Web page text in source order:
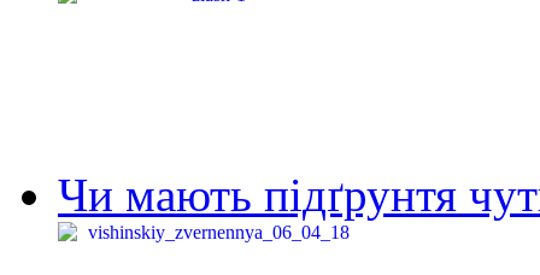
Чи мають підґрунтя